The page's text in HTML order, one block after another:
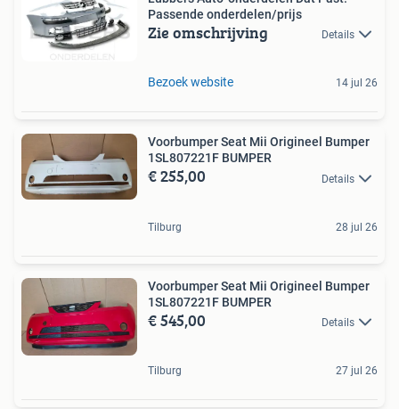
Passende onderdelen/prijs
Zie omschrijving Details
Bezoek website 14 jul 26
Voorbumper Seat Mii Origineel Bumper
1SL807221F BUMPER
€ 255,00 Details
Tilburg 28 jul 26
Voorbumper Seat Mii Origineel Bumper
1SL807221F BUMPER
€ 545,00 Details
Tilburg 27 jul 26